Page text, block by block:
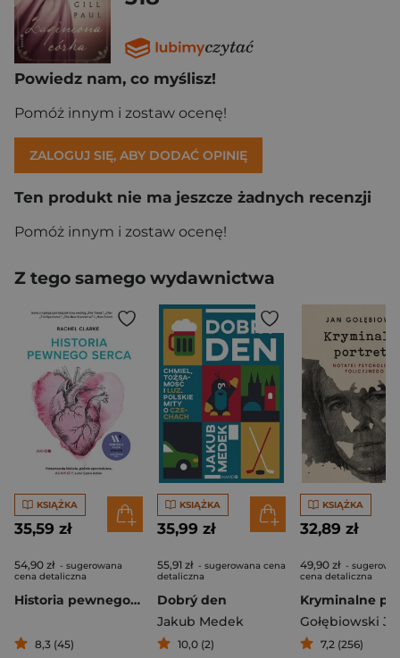
Powiedz nam, co myślisz!
Pomóż innym i zostaw ocenę!
ZALOGUJ SIĘ, ABY DODAĆ OPINIĘ
Ten produkt nie ma jeszcze żadnych recenzji
Pomóż innym i zostaw ocenę!
Z tego samego wydawnictwa
KSIĄŻKA
35,59 zł
54,90 zł - sugerowana
cena detaliczna
Historia pewnego serca
8,3 (45)
KSIĄŻKA
35,99 zł
55,91 zł - sugerowana cena
detaliczna
Dobrý den
Jakub Medek
10,0 (2)
KSIĄŻKA
32,89 zł
49,90 zł -
cena detaliczna
Gołębiowski
7,2 (256)